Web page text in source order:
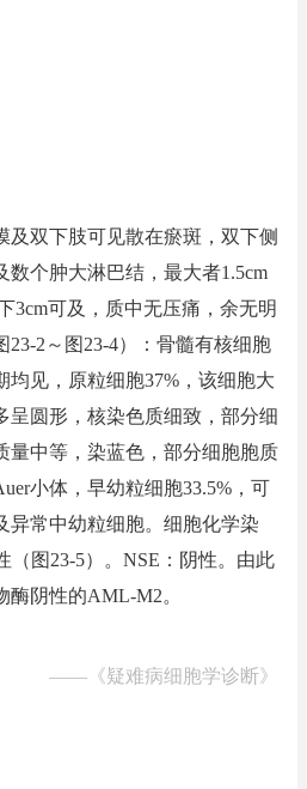
及双下肢可见散在瘀斑，双下侧
数个肿大淋巴结，最大者1.5cm
3cm可及，质中无压痛，余无明
23-2～图23-4）：骨髓有核细胞
均见，原粒细胞37%，该细胞大
呈圆形，核染色质细致，部分细
量中等，染蓝色，部分细胞胞质
小体，早幼粒细胞33.5%，可
异常中幼粒细胞。细胞化学染
（图23-5）。NSE：阴性。由此
阴性的AML-M2。
—— 《疑难病细胞学诊断》